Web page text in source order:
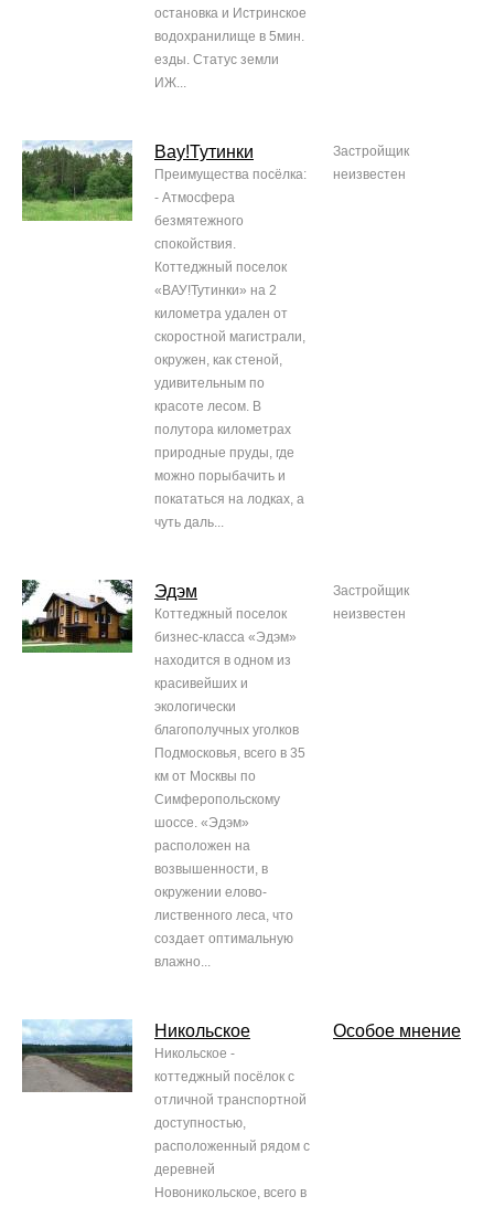
остановка и Истринское
водохранилище в 5мин.
езды. Статус земли
ИЖ...
Вау!Тутинки
Преимущества посёлка:
- Атмосфера
безмятежного
спокойствия.
Коттеджный поселок
«ВАУ!Тутинки» на 2
километра удален от
скоростной магистрали,
окружен, как стеной,
удивительным по
красоте лесом. В
полутора километрах
природные пруды, где
можно порыбачить и
покататься на лодках, а
чуть даль...
Застройщик
неизвестен
Эдэм
Коттеджный поселок
бизнес-класса «Эдэм»
находится в одном из
красивейших и
экологически
благополучных уголков
Подмосковья, всего в 35
км от Москвы по
Симферопольскому
шоссе. «Эдэм»
расположен на
возвышенности, в
окружении елово-
лиственного леса, что
создает оптимальную
влажно...
Застройщик
неизвестен
Никольское
Никольское -
коттеджный посёлок с
отличной транспортной
доступностью,
расположенный рядом с
деревней
Новоникольское, всего в
Особое мнение